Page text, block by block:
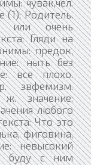
(1): Родитель.
или очень
Гляди на
предок,
ныть без
все плохо.
эвфемизм.
значение:
любого
Что это
фиговина,
невысокий
буду с ним